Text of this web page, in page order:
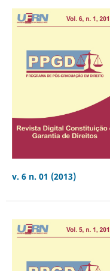
v. 6 n. 01 (2013)